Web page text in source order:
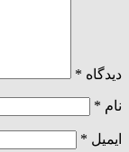
دیدگاه *
نام *
ایمیل *